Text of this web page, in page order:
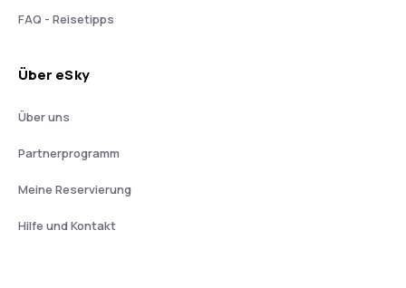
FAQ - Reisetipps
Über eSky
Über uns
Partnerprogramm
Meine Reservierung
Hilfe und Kontakt